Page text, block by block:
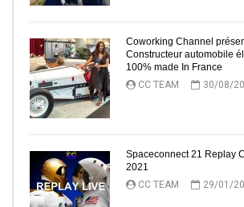
4
Coworking Channel
Constructeur automobile
100% made In France
CC TEAM
30/08/
Spaceconnect 21 Replay
2021
CC TEAM
29/01/